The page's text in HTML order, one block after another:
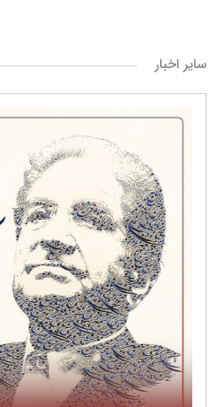
سایر اخبار